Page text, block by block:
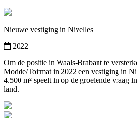
Nieuwe vestiging in Nivelles
2022
Om de positie in Waals-Brabant te
Modde/Toitmat in 2022 een vestiging in
4.500 m² speelt in op de groeiende vraag
land.